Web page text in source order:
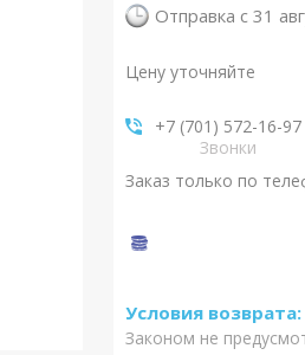
Отправка с 31
Цену уточняйте
+7 (701) 572-16-97
Звонки
Заказ только по
Законом не